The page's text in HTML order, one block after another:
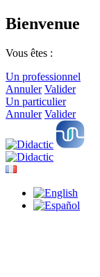
Bienvenue
Vous êtes :
Un professionnel
Annuler Valider
Un particulier
Annuler Valider